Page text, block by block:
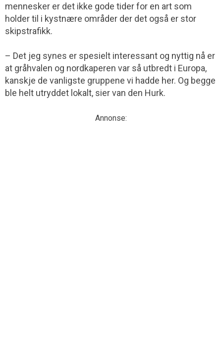
mennesker er det ikke gode tider for en art som
holder til i kystnære områder der det også er stor
skipstrafikk.
– Det jeg synes er spesielt interessant og nyttig nå er
at gråhvalen og nordkaperen var så utbredt i Europa,
kanskje de vanligste gruppene vi hadde her. Og begge
ble helt utryddet lokalt, sier van den Hurk.
Annonse: